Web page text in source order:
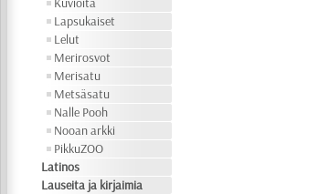
Lapsukaiset
Lelut
Merirosvot
Merisatu
Metsäsatu
Nalle Pooh
Nooan arkki
PikkuZOO
Latinos
Lauseita ja kirjaimia